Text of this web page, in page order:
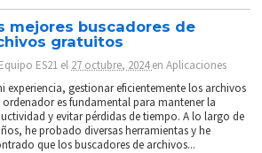
mejores buscadores de
gratuitos
Equipo ES21 el 27 octubre, 2024enAplicaciones
experiencia, gestionar eficientemente los archivos
ordenador es fundamental para mantener la
y evitar pérdidas de tiempo. A lo largo de
he probado diversas herramientas y he
que los buscadores de archivos...